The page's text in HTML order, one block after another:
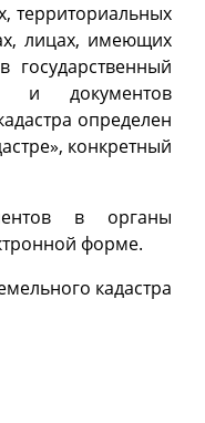
территориальных
лицах, имеющих
государственный
и документов
определен
конкретный
в органы
форме.
кадастра